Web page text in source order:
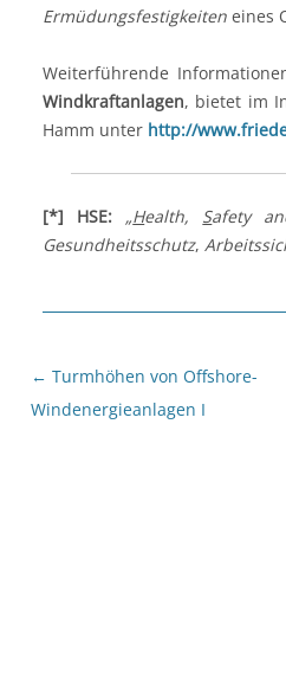
Ermüdungsfestigkeiten eines
Weiterführende
Windkraftanlagen, bietet im
Hamm unter http://
[*] HSE: „Health, Safety
Gesundheitsschutz,
Beitragsnavigation
← Turmhöhen von Offshore-
Windenergieanlagen I